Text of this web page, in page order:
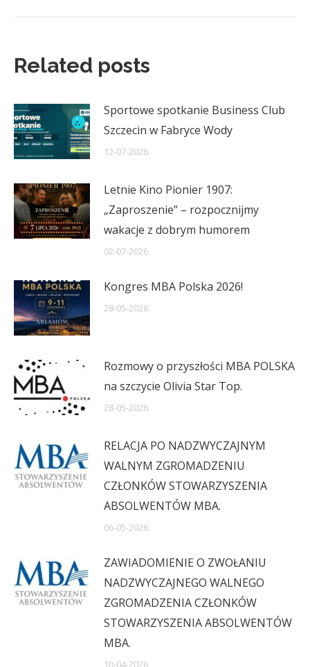
Related posts
Sportowe spotkanie Business Club
Szczecin w Fabryce Wody
12-07-2026
Letnie Kino Pionier 1907:
„Zaproszenie” – rozpocznijmy
wakacje z dobrym humorem
02-07-2026
Kongres MBA Polska 2026!
28-05-2026
Rozmowy o przyszłości MBA POLSKA
na szczycie Olivia Star Top.
28-05-2026
RELACJA PO NADZWYCZAJNYM
WALNYM ZGROMADZENIU
CZŁONKÓW STOWARZYSZENIA
ABSOLWENTÓW MBA.
06-05-2026
ZAWIADOMIENIE O ZWOŁANIU
NADZWYCZAJNEGO WALNEGO
ZGROMADZENIA CZŁONKÓW
STOWARZYSZENIA ABSOLWENTÓW
MBA.
10-04-2026